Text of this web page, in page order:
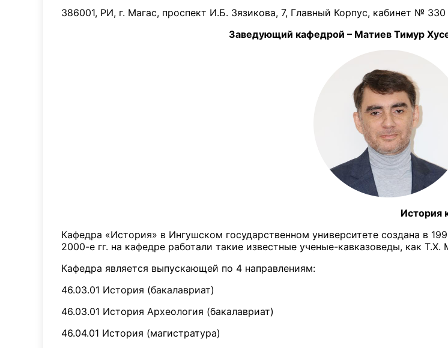
386001, РИ, г. Магас, проспект И.Б. Зязикова, 7, Главный Корпус, кабинет № 330
Заведующий кафедрой – Матиев Тимур
История
Кафедра «История» в Ингушском государственном университете создана в
2000-е гг. на кафедре работали такие известные ученые-кавказоведы, как
Кафедра является выпускающей по 4 направлениям:
46.03.01 История (бакалавриат)
46.03.01 История Археология (бакалавриат)
46.04.01 История (магистратура)